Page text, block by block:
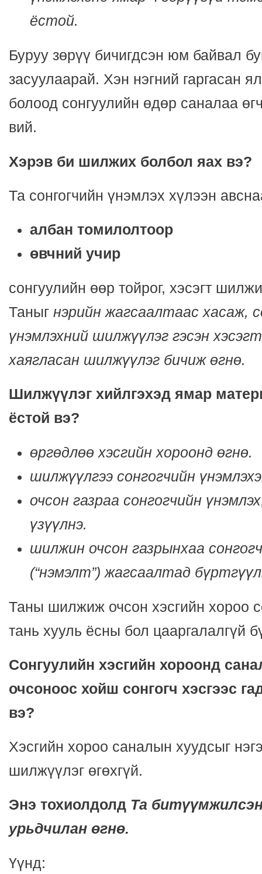
ёстой.
Буруу зөрүү бичигдсэн юм байвал
засуулаарай. Хэн нэгний гаргасан
болоод сонгуулийн өдөр саналаа
вий.
Хэрэв би шилжих болбол яах вэ?
Та сонгогчийн үнэмлэх хүлээн
албан томилолтоор
өвчний учир
сонгуулийн өөр тойрог, хэсэгт
Таныг нэрийн жагсаалтаас хасаж,
үнэмлэхний шилжүүлэг гэсэн
хаягласан шилжүүлэг бичиж өгнө.
Шилжүүлэг хийлгэхэд ямар
ёстой вэ?
өргөдлөө хэсгийн хороонд өгнө.
шилжүүлгээ сонгогчийн
очсон газраа сонгогчийн
үзүүлнэ.
шилжин очсон газрынхаа
(“нэмэлт”) жагсаалтад
Таны шилжиж очсон хэсгийн хороо
тань хууль ёсны бол цааргалалгүй
Сонгуулийн хэсгийн хороонд
очсоноос хойш сонгогч хэсгээс
вэ?
Хэсгийн хороо саналын хуудсыг
шилжүүлэг өгөхгүй.
Энэ тохиолдолд Та
урьдчилан өгнө.
Үүнд: